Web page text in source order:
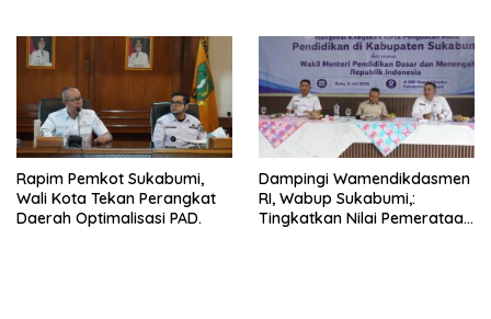
Rapim Pemkot Sukabumi,
Wali Kota Tekan Perangkat
Daerah Optimalisasi PAD.
Dampingi Wamendikdasmen
RI, Wabup Sukabumi,:
Tingkatkan Nilai Pemerataan